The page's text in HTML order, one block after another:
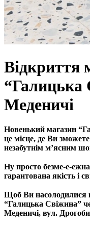
Відкриття
“Галицька
Меденичі
Новенький магазин
це місце, де Ви
незабутнім м’ясним
Ну просто безме-е-
гарантована якість і
Щоб Ви насолодилися
“Галицька Свіжина”
Меденичі, вул.